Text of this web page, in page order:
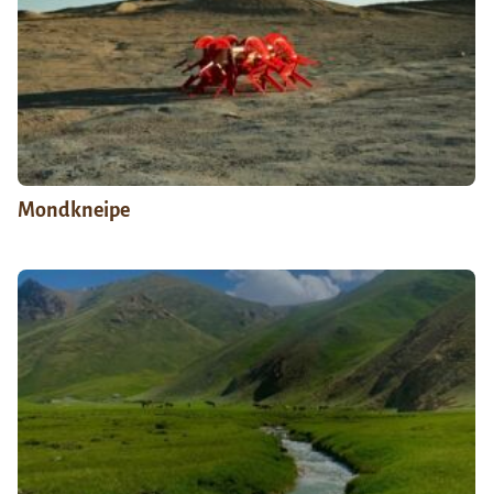
Mondkneipe